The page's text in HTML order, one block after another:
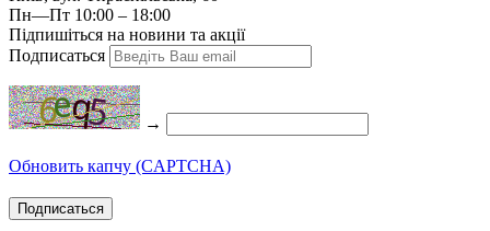
Пн—Пт 10:00 – 18:00
Підпишіться на новини та акції
Подписаться
→
Обновить капчу (CAPTCHA)
Подписаться